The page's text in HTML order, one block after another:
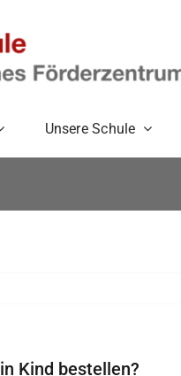
Unsere Schule
Kind bestellen?